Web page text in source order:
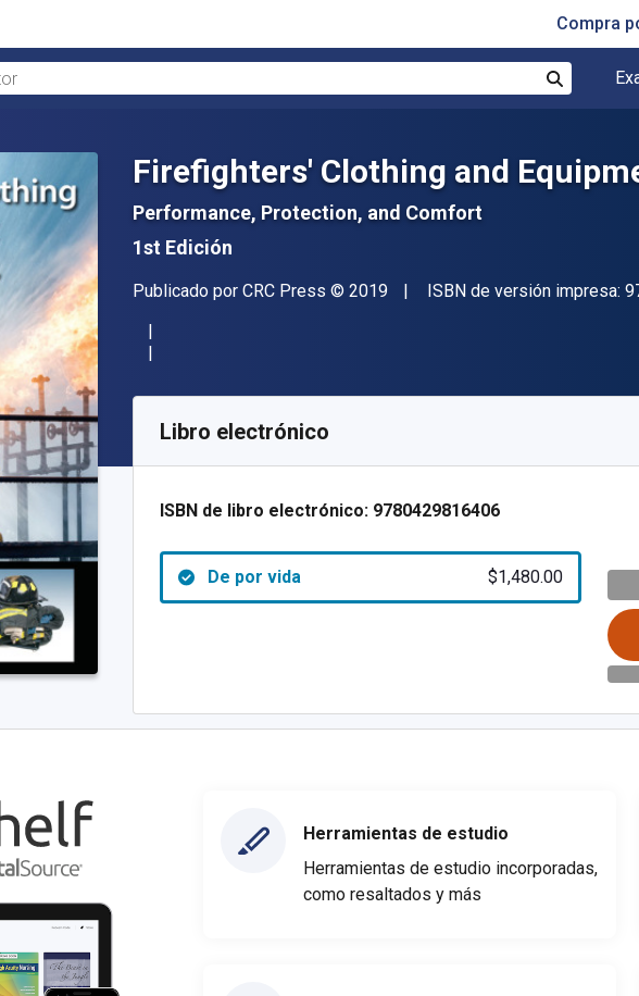
Compra
Firefighters' Clothing and
Performance, Protection, and Comfort
1st Edición
Editor
Publicado por CRC Press Copyright
© 2019 ISBN de versión impresa:
SKU:
Libro electrónico
ISBN de libro electrónico: 9780429816406
De por vida $1,480.00
Herramientas de estudio
Herramientas de estudio incorporadas,
como resaltados y más